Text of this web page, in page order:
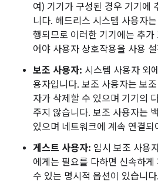
여) 기기가 구성된 경우 기기에
니다. 헤드리스 시스템 사용자
행되므로 이러한 기기에는 추
어야 사용자 상호작용을 사용
보조 사용자: 시스템 사용자 외
용자입니다. 보조 사용자는 보
자가 삭제할 수 있으며 기기의
주지 않습니다. 보조 사용자는
있으며 네트워크에 계속 연결되
게스트 사용자: 임시 보조 사용
에게는 필요를 다하면 신속하
수 있는 명시적 옵션이 있습니